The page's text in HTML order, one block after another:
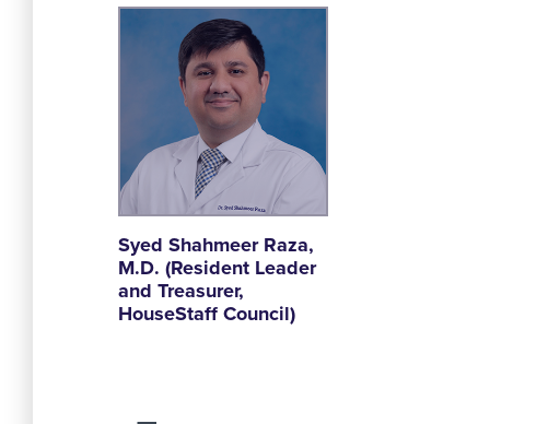
Syed Shahmeer Raza,
M.D. (Resident Leader
and Treasurer,
HouseStaff Council)